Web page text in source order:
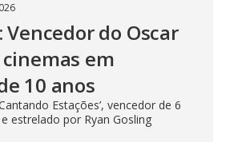
Vencedor do Oscar
em
10 anos
Estações’, vencedor de 6
estrelado por Ryan Gosling